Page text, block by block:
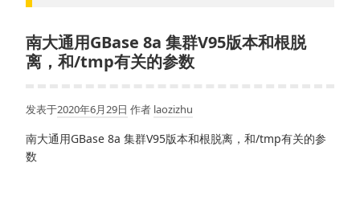
南大通用GBase 8a 集群V95版本和根脱
离，和/tmp有关的参数
发表于2020年6月29日 作者 laozizhu
南大通用GBase 8a 集群V95版本和根脱离，和/tmp有关的参
数